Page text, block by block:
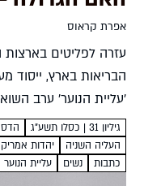
אפרת קראוס
עזרה לפליטים
הבריאות בארץ, ייסוד
'עליית הנוער' ערב
הנרייטה סאלד - נערה
מארצות...
גיליון 31 | כסלו תשע"ג
העליה השניה
יהדות
כתבות
נשים עליית הנוער